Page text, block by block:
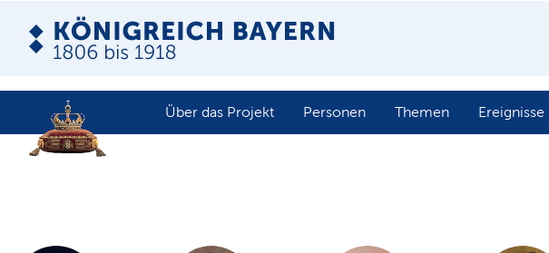
Über das Projekt Personen Themen Ereignisse